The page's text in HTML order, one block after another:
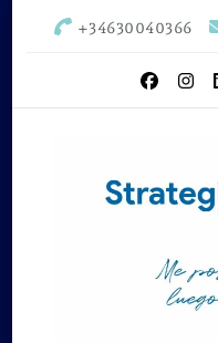
+34630040366